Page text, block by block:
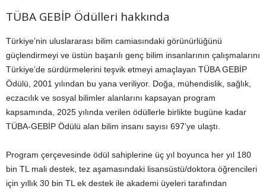
TÜBA GEBİP Ödülleri hakkında
Türkiye’nin uluslararası bilim camiasındaki görünürlüğünü
güçlendirmeyi ve üstün başarılı genç bilim insanlarının çalışmalarını
Türkiye’de sürdürmelerini teşvik etmeyi amaçlayan TÜBA GEBİP
Ödülü, 2001 yılından bu yana veriliyor. Doğa, mühendislik, sağlık,
eczacılık ve sosyal bilimler alanlarını kapsayan program
kapsamında, 2025 yılında verilen ödüllerle birlikte bugüne kadar
TÜBA-GEBİP Ödülü alan bilim insanı sayısı 697’ye ulaştı.
Program çerçevesinde ödül sahiplerine üç yıl boyunca her yıl 180
bin TL mali destek, tez aşamasındaki lisansüstü/doktora öğrencileri
için yıllık 30 bin TL ek destek ile akademi üyeleri tarafından